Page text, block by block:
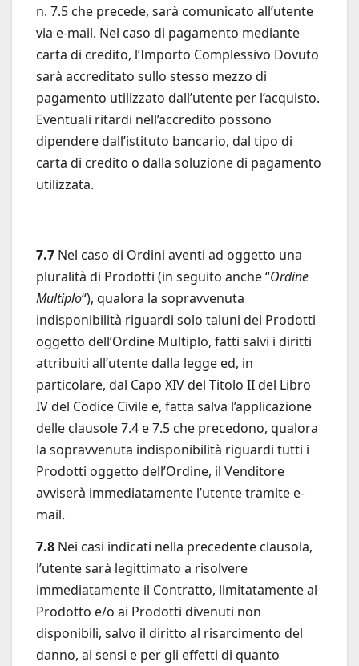
n. 7.5 che precede, sarà comunicato all’utente
via e-mail. Nel caso di pagamento mediante
carta di credito, l’Importo Complessivo Dovuto
sarà accreditato sullo stesso mezzo di
pagamento utilizzato dall’utente per l’acquisto.
Eventuali ritardi nell’accredito possono
dipendere dall’istituto bancario, dal tipo di
carta di credito o dalla soluzione di pagamento
utilizzata.
7.7 Nel caso di Ordini aventi ad oggetto una
pluralità di Prodotti (in seguito anche “Ordine
Multiplo“), qualora la sopravvenuta
indisponibilità riguardi solo taluni dei Prodotti
oggetto dell’Ordine Multiplo, fatti salvi i diritti
attribuiti all’utente dalla legge ed, in
particolare, dal Capo XIV del Titolo II del Libro
IV del Codice Civile e, fatta salva l’applicazione
delle clausole 7.4 e 7.5 che precedono, qualora
la sopravvenuta indisponibilità riguardi tutti i
Prodotti oggetto dell’Ordine, il Venditore
avviserà immediatamente l’utente tramite e-
mail.
7.8 Nei casi indicati nella precedente clausola,
l’utente sarà legittimato a risolvere
immediatamente il Contratto, limitatamente al
Prodotto e/o ai Prodotti divenuti non
disponibili, salvo il diritto al risarcimento del
danno, ai sensi e per gli effetti di quanto